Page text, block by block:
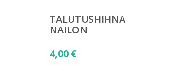
TALUTUSHIHNA
NAILON
4,00 €